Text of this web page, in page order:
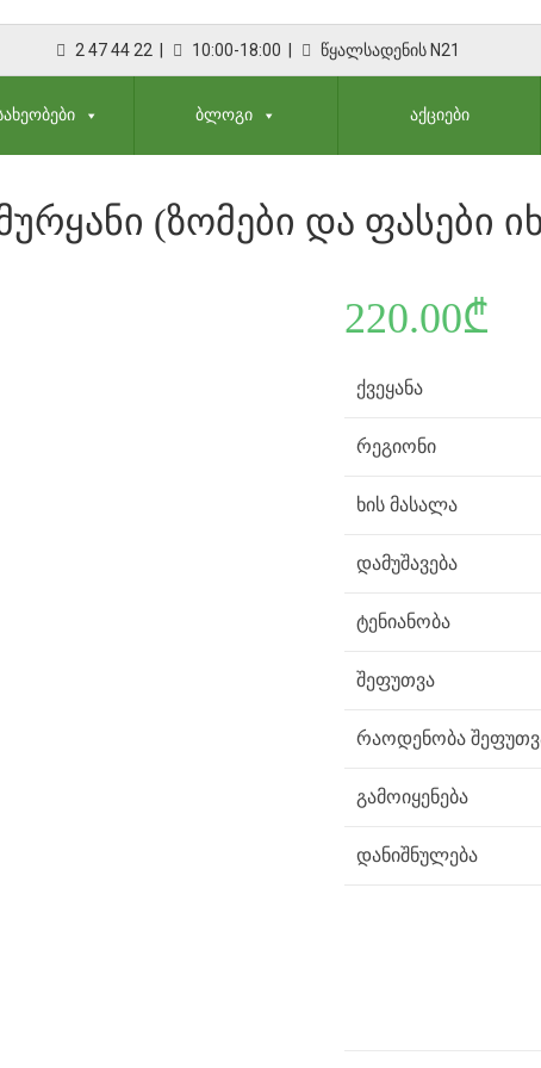
2 47 44 22 | 10:00-18:00 | წყალსადენის N21
ᲑᲚᲝᲒᲘ ᲐᲥᲪᲘᲔᲑᲘ
(ᲖᲝᲛᲔᲑᲘ ᲓᲐ ᲤᲐᲡᲔᲑᲘ
220.00₾
ქვეყანა
რეგიონი
ხის მასალა
დამუშავება
ტენიანობა
შეფუთვა
რაოდენობა
გამოიყენება
დანიშნულება